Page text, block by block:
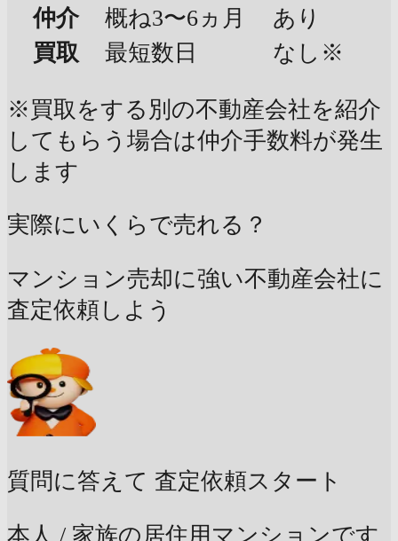
仲介
概ね3〜6ヵ月
あり
買取
最短数日 なし※
※買取をする別の不動産会社を紹介
してもらう場合は仲介手数料が発生
します
実際にいくらで売れる？
マンション売却に強い不動産会社に
査定依頼しよう
質問に答えて 査定依頼スタート
本人 / 家族の居住用マンションです